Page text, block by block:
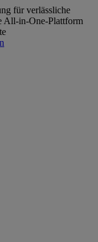
für verlässliche
All-in-One-Plattform